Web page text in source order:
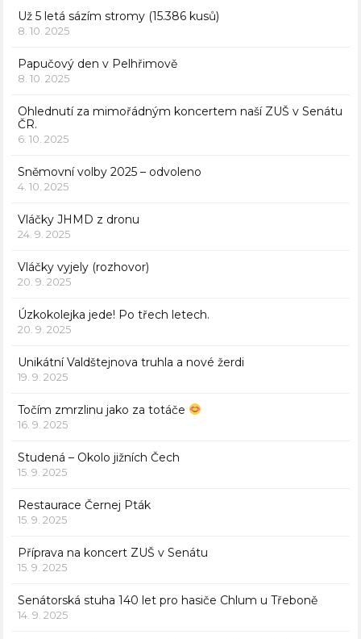
Už 5 letá sázím stromy (15.386 kusů)
8. 10. 2025
Papučový den v Pelhřimově
8. 10. 2025
Ohlednutí za mimořádným koncertem naší ZUŠ v Senátu
ČR.
6. 10. 2025
Sněmovní volby 2025 – odvoleno
4. 10. 2025
Vláčky JHMD z dronu
24. 9. 2025
Vláčky vyjely (rozhovor)
20. 9. 2025
Úzkokolejka jede! Po třech letech.
20. 9. 2025
Unikátní Valdštejnova truhla a nové žerdi
19. 9. 2025
Točím zmrzlinu jako za totáče
16. 9. 2025
Studená – Okolo jižních Čech
15. 9. 2025
Restaurace Černej Pták
15. 9. 2025
Příprava na koncert ZUŠ v Senátu
15. 9. 2025
Senátorská stuha 140 let pro hasiče Chlum u Třeboně
14. 9. 2025